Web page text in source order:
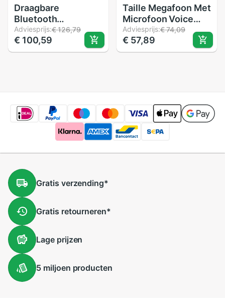
Draagbare
Bluetooth
Megafoon Voice
Versterker Booster
Headset Microfoon
Adviesprijs:€ 126,79
€ 100,59
Taille Megafoon Met
Microfoon Voice
Versterker Booster
Luidspreker MP3
Speaker FM Radio
Adviesprijs:€ 74,09
€ 57,89
Gratis verzending*
Gratis retourneren*
Lageprijzen
5 miljoen producten